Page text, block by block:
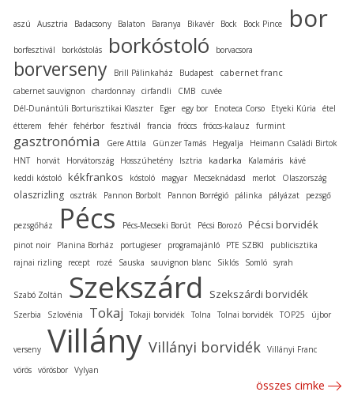
aszú Ausztria Badacsony Balaton Baranya Bikavér Bock Bock Pince bor
borfesztivál borkóstolás borkóstoló borvacsora
borverseny Brill Pálinkaház Budapest cabernet franc
cabernet sauvignon chardonnay cirfandli CMB cuvée
Dél-Dunántúli Borturisztikai Klaszter
Eger egy bor Enoteca Corso Etyeki Kúria
étel
étterem
fehér fehérbor fesztivál francia fröccs fröccs-kalauz furmint
gasztronómia Gere Attila Günzer Tamás Hegyalja
Heimann Családi Birtok
HNT
horvát Horvátország Hosszúhetény Isztria kadarka Kalamáris
kávé
keddi kóstoló kékfrankos kóstoló magyar Mecseknádasd merlot Olaszország
olaszrizling osztrák Pannon Borbolt Pannon Borrégió pálinka pályázat pezsgő
pezsgőház Pécs Pécs-Mecseki Borút Pécsi Borozó Pécsi borvidék
pinot noir Planina Borház portugieser programajánló PTE SZBKI
publicisztika
rajnai rizling
recept rozé Sauska sauvignon blanc Siklós Somló syrah
Szabó Zoltán Szekszárd Szekszárdi borvidék
Szerbia Szlovénia Tokaj Tokaji borvidék Tolna Tolnai borvidék TOP25 újbor
verseny Villány Villányi borvidék Villányi Franc
vörös vörösbor Vylyan
összes cimke